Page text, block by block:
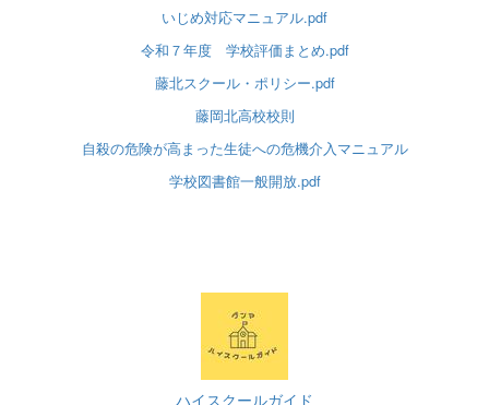
いじめ対応マニュアル.pdf
令和７年度 学校評価まとめ.pdf
藤北スクール・ポリシー.pdf
藤岡北高校校則
自殺の危険が高まった生徒への危機介入マニュアル
学校図書館一般開放.pdf
ハイスクールガイド